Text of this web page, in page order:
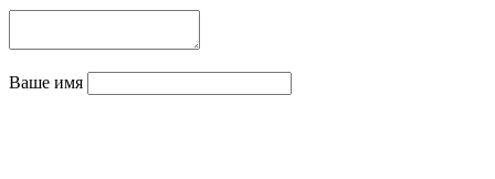
Ваше имя